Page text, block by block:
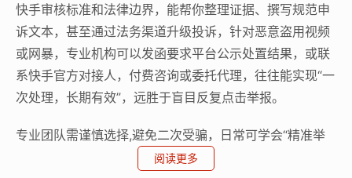
快手审核标准和法律边界，能帮你整理证据、撰写规范申
诉文本，甚至通过法务渠道升级投诉，针对恶意盗用视频
或网暴，专业机构可以发函要求平台公示处置结果，或联
系快手官方对接人，付费咨询或委托代理，往往能实现“一
次处理，长期有效”，远胜于盲目反复点击举报。
专业团队需谨慎选择,避免二次受骗，日常可学会“精准举
报”：截图留证、注明违规条款、关联多个账号协同，但若
阅读更多